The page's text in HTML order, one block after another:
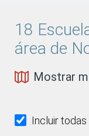
18
área de
Mostrar
Incluir